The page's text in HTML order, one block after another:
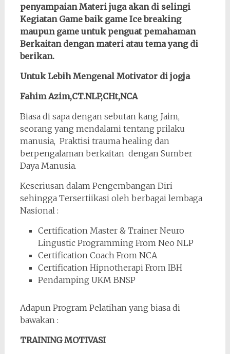
penyampaian Materi juga akan di selingi
Kegiatan Game baik game Ice breaking
maupun game untuk penguat pemahaman
Berkaitan dengan materi atau tema yang di
berikan.
Untuk Lebih Mengenal Motivator di jogja
Fahim Azim,CT.NLP,CHt,NCA
Biasa di sapa dengan sebutan kang Jaim,
seorang yang mendalami tentang prilaku
manusia, Praktisi trauma healing dan
berpengalaman berkaitan dengan Sumber
Daya Manusia.
Keseriusan dalam Pengembangan Diri
sehingga Tersertiikasi oleh berbagai lembaga
Nasional :
Certification Master & Trainer Neuro
Lingustic Programming From Neo NLP
Certification Coach From NCA
Certification Hipnotherapi From IBH
Pendamping UKM BNSP
Adapun Program Pelatihan yang biasa di
bawakan :
TRAINING MOTIVASI